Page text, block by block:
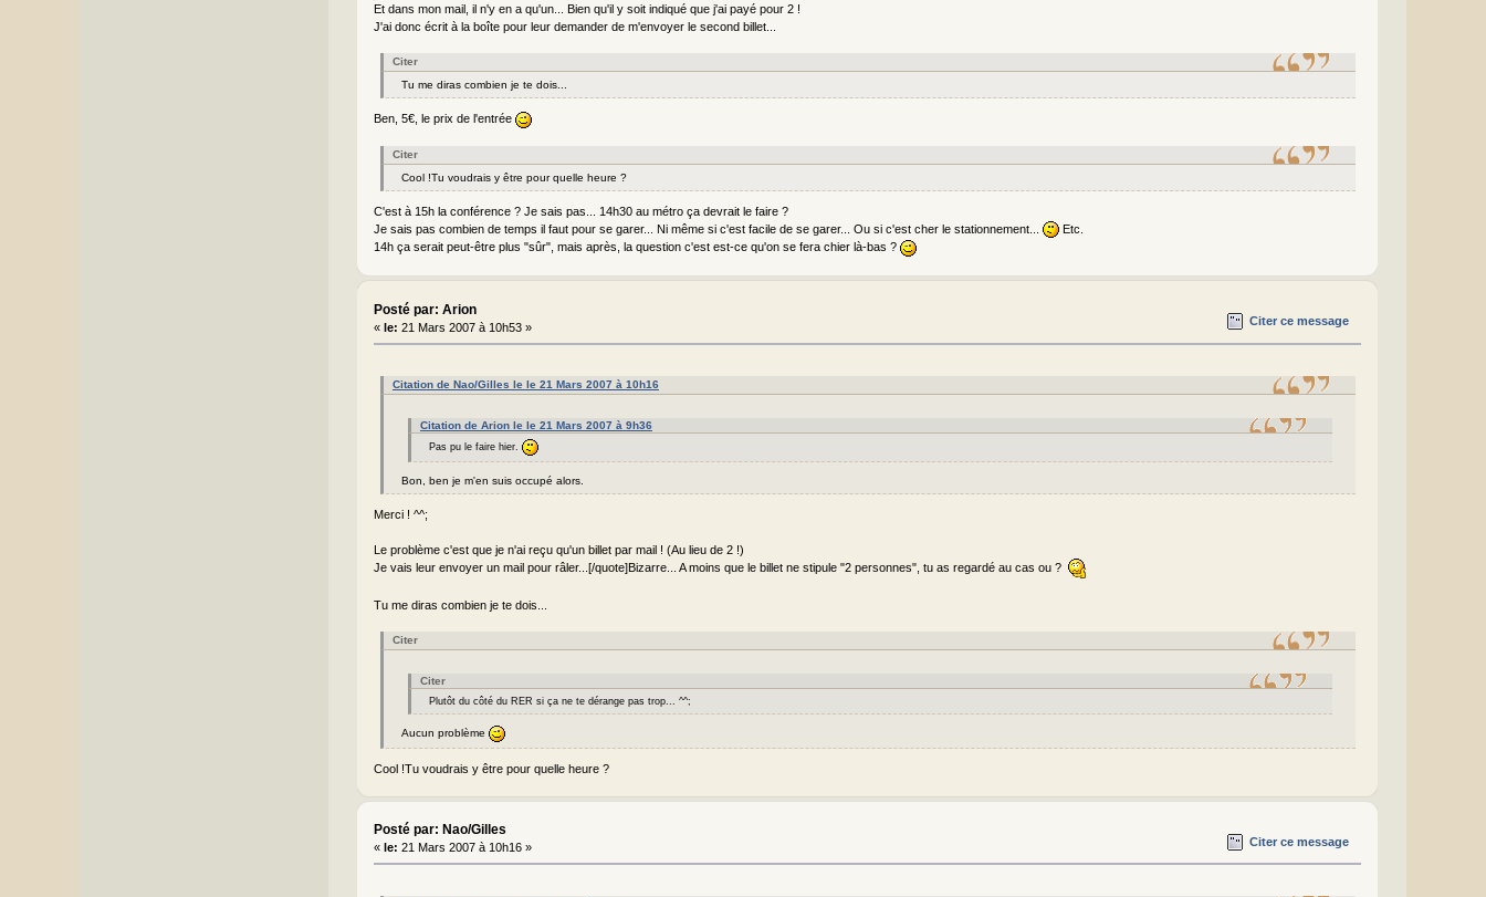
Et dans mon mail, il n'y en a qu'un... Bien qu'il y soit indiqué que j'ai payé pour 2 !
J'ai donc écrit à la boîte pour leur demander de m'envoyer le second billet...
Citer
Tu me diras combien je te dois...
Ben, 5€, le prix de l'entrée
Citer
Cool !Tu voudrais y être pour quelle heure ?
C'est à 15h la conférence ? Je sais pas... 14h30 au métro ça devrait le faire ?
Je sais pas combien de temps il faut pour se garer... Ni même si c'est facile de se garer... Ou si c'est cher le stationnement...
Etc.
14h ça serait peut-être plus "sûr", mais après, la question c'est est-ce qu'on se fera chier là-bas ?
Posté par: Arion
« le: 21 Mars 2007 à 10h53 » Citer ce message
Citation de Nao/Gilles le le 21 Mars 2007 à 10h16
Citation de Arion le le 21 Mars 2007 à 9h36
Pas pu le faire hier.
Bon, ben je m'en suis occupé alors.
Merci ! ^^;
Le problème c'est que je n'ai reçu qu'un billet par mail ! (Au lieu de 2 !)
Je vais leur envoyer un mail pour râler...[/quote]Bizarre... A moins que le billet ne stipule "2 personnes", tu as regardé au cas ou ?
Tu me diras combien je te dois...
Citer
Citer
Plutôt du côté du RER si ça ne te dérange pas trop... ^^;
Aucun problème
Cool !Tu voudrais y être pour quelle heure ?
Posté par: Nao/Gilles
« le: 21 Mars 2007 à 10h16 » Citer ce message